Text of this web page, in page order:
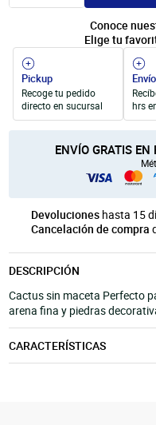
Unicel
Productos para
Velas y Portavelas
Quinqués
Manualidades
Conoce
Elige tu
Pickup
Recoge tu pedido
directo en sucursal
hrs
ENVÍO GRATIS
Devoluciones hasta 15
Cancelación de compra
DESCRIPCIÓN
Cactus sin maceta Perfecto
arena fina y piedras
CARACTERÍSTICAS